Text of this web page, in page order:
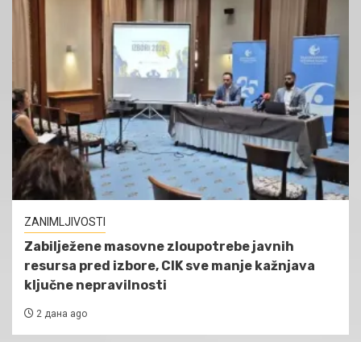
ZANIMLJIVOSTI
Zabilježene masovne zloupotrebe javnih
resursa pred izbore, CIK sve manje kažnjava
ključne nepravilnosti
2 дана ago